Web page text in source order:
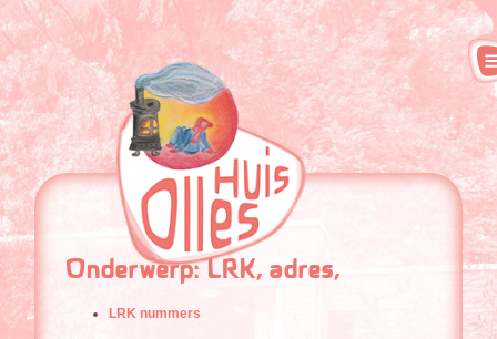
Onderwerp: LRK, adres,
LRK nummers